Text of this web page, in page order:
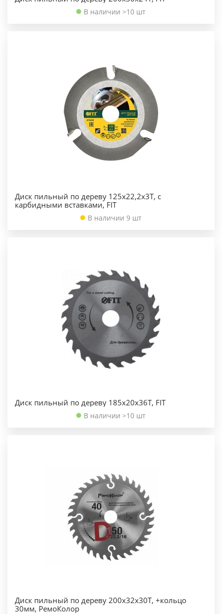
В наличии >10 шт
Диск пильный по дереву 125х22,2х3Т, с
карбидными вставками, FIT
В наличии 9 шт
Диск пильный по дереву 185х20х36Т, FIT
В наличии >10 шт
Диск пильный по дереву 200х32х30Т, +кольцо
30мм, РемоКолор